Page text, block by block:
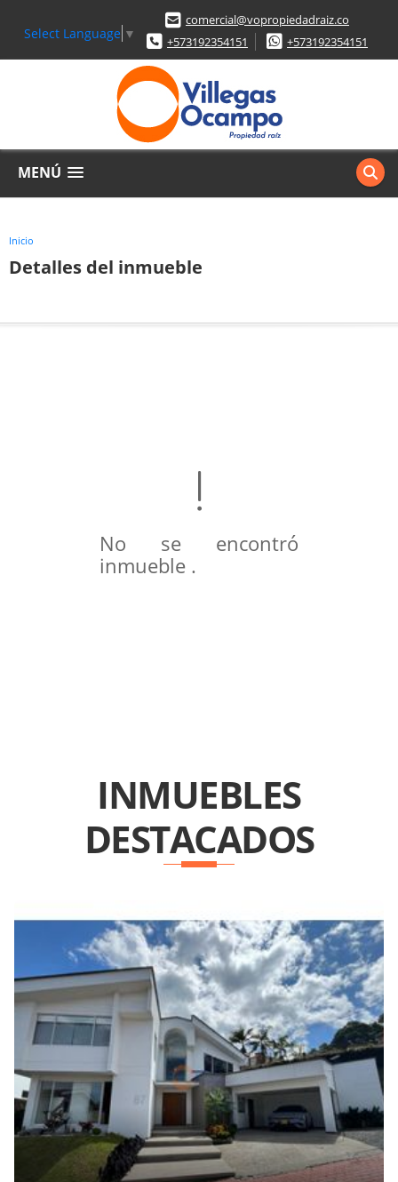
Select Language ▼
comercial@vopropiedadraiz.co
+573192354151
+573192354151
MENÚ
Inicio
Detalles del inmueble
No se encontró
inmueble .
INMUEBLES
DESTACADOS